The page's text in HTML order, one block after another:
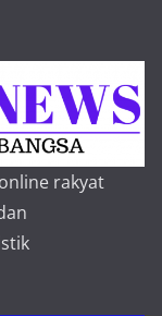
rakyat